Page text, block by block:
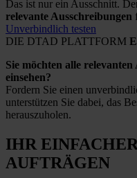
Das ist nur ein Ausschnitt.
relevante Ausschreibungen
Unverbindlich testen
DIE DTAD PLATTFORM
Sie möchten alle
einsehen?
Fordern Sie einen
unterstützen Sie dabei, das
herauszuholen.
IHR
AUFTRÄGEN